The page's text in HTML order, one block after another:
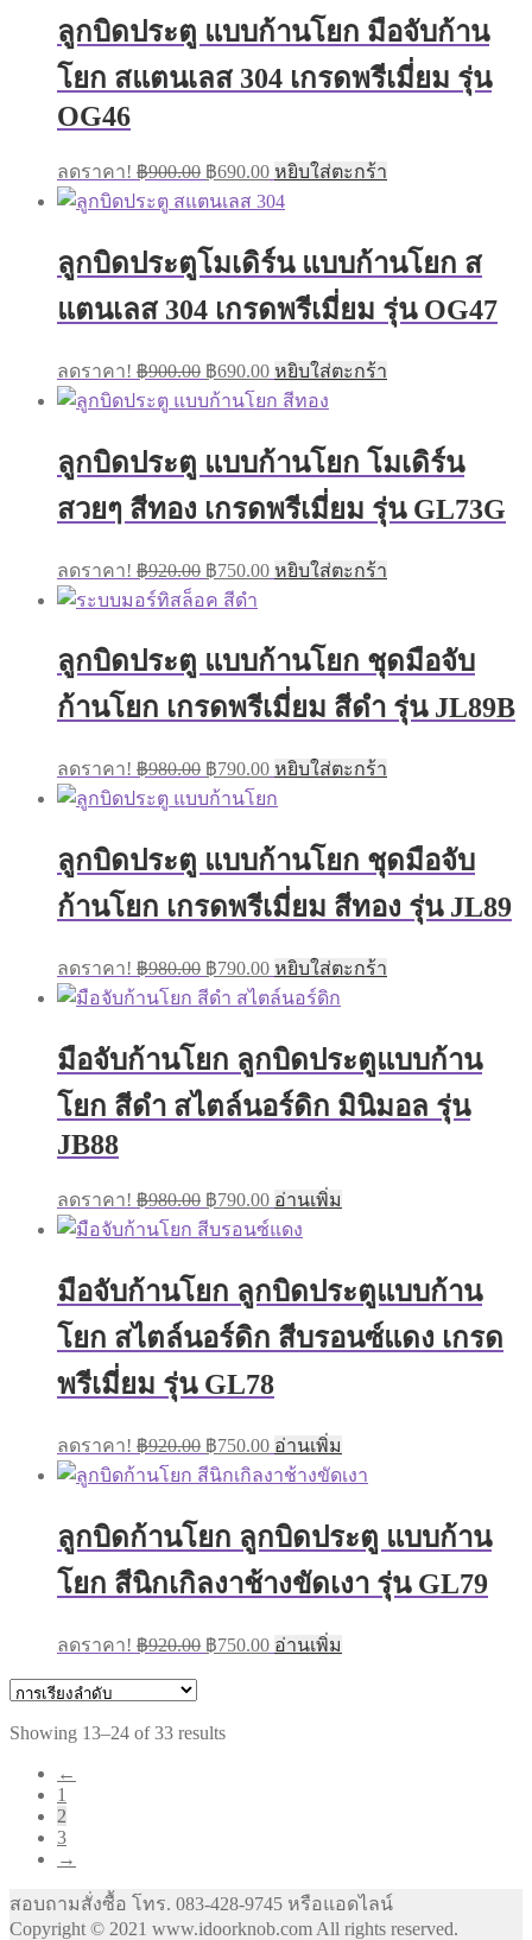
ลูกบิดประตู แบบก้านโยก มือจับก้าน
โยก สแตนเลส 304 เกรดพรีเมี่ยม รุ่น
OG46
ลดราคา! ฿900.00 Original
price
was:
฿690.00Current
price
is:
หยิบใส่ตะกร้า
ลูกบิดประตูโมเดิร์น แบบก้านโยก ส
แตนเลส 304 เกรดพรีเมี่ยม รุ่น OG47
ลดราคา! ฿900.00 Original
price
was:
฿690.00Current
price
is:
หยิบใส่ตะกร้า
ลูกบิดประตู แบบก้านโยก โมเดิร์น
สวยๆ สีทอง เกรดพรีเมี่ยม รุ่น GL73G
ลดราคา! ฿920.00 Original
price
was:
฿750.00Current
price
หยิบใส่ตะกร้า
ลูกบิดประตู แบบก้านโยก ชุดมือจับ
ก้านโยก เกรดพรีเมี่ยม สีดำ รุ่น JL89B
ลดราคา! ฿980.00 Original
price
was:
฿790.00Current
price
is:
หยิบใส่ตะกร้า
ลูกบิดประตู แบบก้านโยก ชุดมือจับ
ก้านโยก เกรดพรีเมี่ยม สีทอง รุ่น JL89
ลดราคา! ฿980.00 Original
price
was:
฿790.00Current
price
is:
หยิบใส่ตะกร้า
มือจับก้านโยก ลูกบิดประตูแบบก้าน
โยก สีดำ สไตล์นอร์ดิก มินิมอล รุ่น
JB88
ลดราคา! ฿980.00 Original
price
was:
฿790.00Current
price
is:
อ่านเพิ่ม
มือจับก้านโยก ลูกบิดประตูแบบก้าน
โยก สไตล์นอร์ดิก สีบรอนซ์แดง เกรด
พรีเมี่ยม รุ่น GL78
ลดราคา! ฿920.00 Original
price
was:
฿750.00Current
price
is:
อ่านเพิ่ม
ลูกบิดก้านโยก ลูกบิดประตู แบบก้าน
โยก สีนิกเกิลงาช้างขัดเงา รุ่น GL79
ลดราคา! ฿920.00 Original
price
฿750.00Current
price
อ่านเพิ่ม
Showing 13–24 of 33 results
←
1
2
3
→
สอบถามสั่งซื้อ โทร. 083-428-9745 หรือแอดไลน์
Copyright © 2021 www.idoorknob.com All rights reserved.